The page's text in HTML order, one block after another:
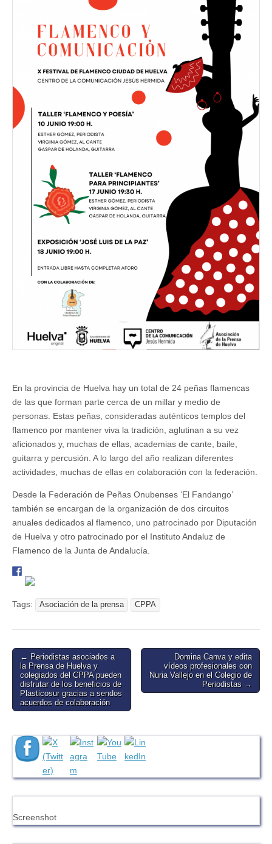
En la provincia de Huelva hay un total de 24 peñas flamencas
de las que forman parte cerca de un millar y medio de
personas. Estas peñas, consideradas auténticos templos del
flamenco por mantener viva la tradición, aglutinan a su vez
aficionados y, muchas de ellas, academias de cante, baile,
guitarra y percusión. A lo largo del año realizan diferentes
actividades, muchas de ellas en colaboración con la federación.
Desde la Federación de Peñas Onubenses ‘El Fandango’
también se encargan de la organización de dos circuitos
anuales dedicados al flamenco, uno patrocinado por Diputación
de Huelva y otro patrocinado por el Instituto Andaluz de
Flamenco de la Junta de Andalucía.
Tags: Asociación de la prensa CPPA
Post
navigation
← Periodistas asociados a
la Prensa de Huelva y
colegiados del CPPA pueden
disfrutar de los beneficios de
Plasticosur gracias a sendos
acuerdos de colaboración
Domina Canva y edita
vídeos profesionales con
Nuria Vallejo en el Colegio de
Periodistas →
Screenshot